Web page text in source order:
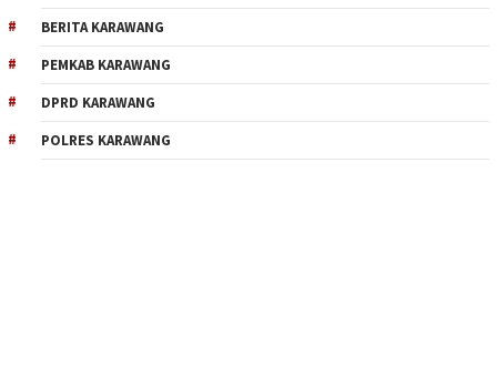
BERITA KARAWANG
PEMKAB KARAWANG
DPRD KARAWANG
POLRES KARAWANG